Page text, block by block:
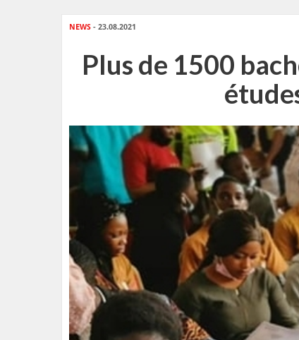
NEWS - 23.08.2021
Plus de 1500